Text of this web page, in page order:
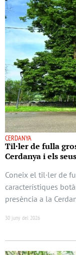
CERDANYA
Til·ler de fulla
Cerdanya i els
Coneix el til·ler de
característiques
presència a la
30 juny del 2026